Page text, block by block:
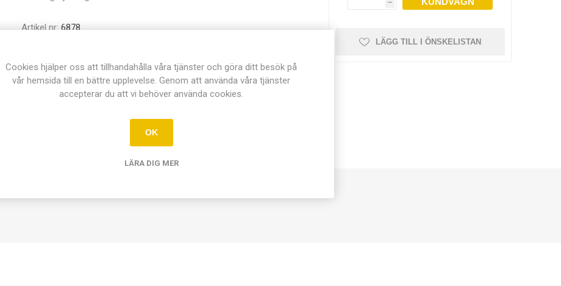
Artikel nr: 6878
h
LÄGG TILL I ÖNSKELISTAN
Cookies hjälper oss att tillhandahålla våra tjänster och göra ditt besök på
vår hemsida till en bättre upplevelse. Genom att använda våra tjänster
accepterar du att vi behöver använda cookies.
OK
LÄRA DIG MER